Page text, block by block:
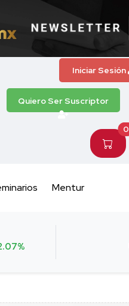
Iniciar Sesión
Quiero Ser Suscriptor
0
Mentur